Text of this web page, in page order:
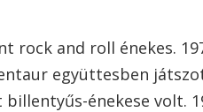
rock and roll énekes.
együttesben
énekese volt.